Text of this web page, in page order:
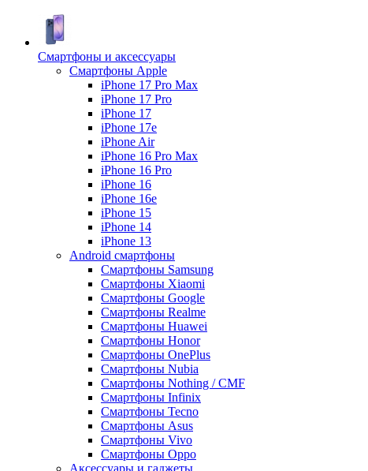
Смартфоны и аксессуары
Смартфоны Apple
iPhone 17 Pro Max
iPhone 17 Pro
iPhone 17
iPhone 17e
iPhone Air
iPhone 16 Pro Max
iPhone 16 Pro
iPhone 16
iPhone 16e
iPhone 15
iPhone 14
iPhone 13
Android cмартфоны
Смартфоны Samsung
Смартфоны Xiaomi
Смартфоны Google
Смартфоны Realme
Смартфоны Huawei
Смартфоны Honor
Смартфоны OnePlus
Смартфоны Nubia
Смартфоны Nothing / CMF
Смартфоны Infinix
Смартфоны Tecno
Смартфоны Asus
Смартфоны Vivo
Смартфоны Oppo
Аксессуары и гаджеты